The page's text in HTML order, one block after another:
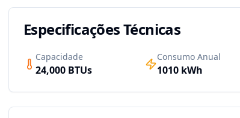
Especificações Técnicas
Capacidade
24,000 BTUs
Consumo Anual
1010 kWh